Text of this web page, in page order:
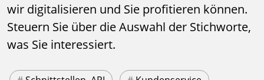
wir digitalisieren und Sie profitieren können.
Steuern Sie über die Auswahl der Stichworte,
was Sie interessiert.